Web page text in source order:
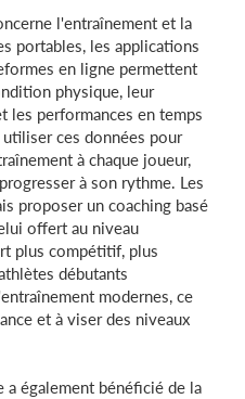
l'entraînement et la
portables, les applications
en ligne permettent
physique, leur
les performances en temps
ces données pour
à chaque joueur,
à son rythme. Les
proposer un coaching basé
offert au niveau
plus compétitif, plus
débutants
modernes, ce
et à viser des niveaux
a également bénéficié de la